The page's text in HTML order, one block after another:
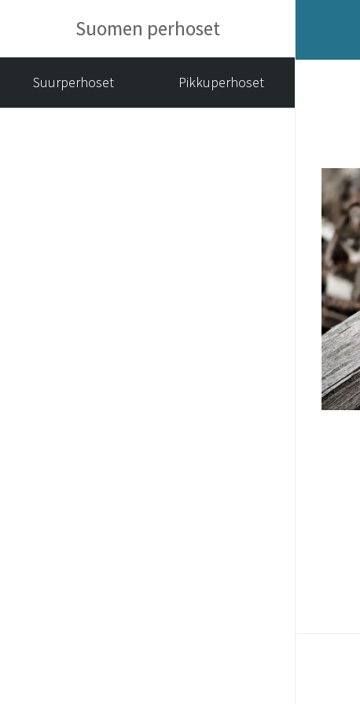
Suomen perhoset
Suurperhoset Pikkuperhoset